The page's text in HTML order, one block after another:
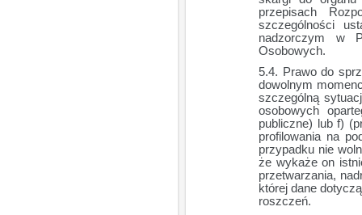
przepisach
szczególności
nadzorczym w
Osobowych.
Prawo do
dowolnym
szczególną
osobowych
publiczne) lub f)
profilowania na
przypadku nie
że wykaże on
przetwarzania,
której dane
roszczeń.